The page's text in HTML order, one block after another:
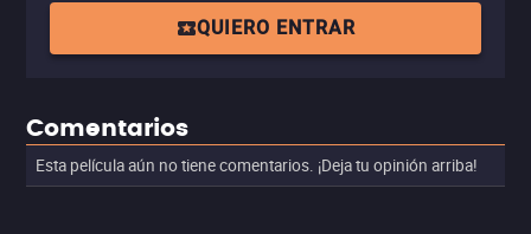
QUIERO ENTRAR
Comentarios
Esta película aún no tiene comentarios. ¡Deja tu opinión arriba!